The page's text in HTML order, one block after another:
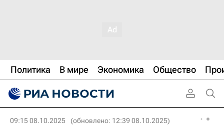
Политика В мире Экономика Общество
09:15 08.10.2025 (обновлено: 12:39 08.10.2025)